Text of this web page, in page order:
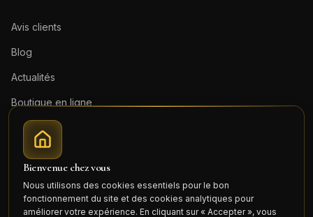
Avis clients
Blog
Actualités
Boutique en ligne
Contact
Mentions légales
Connexion
Bienvenue chez vous
Nous utilisons des cookies essentiels pour le bon
fonctionnement du site et des cookies analytiques pour
améliorer votre expérience. En cliquant sur « Accepter », vous